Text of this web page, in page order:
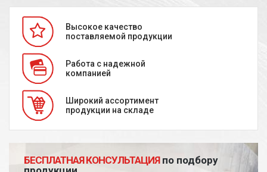
Высокое качество
поставляемой продукции
Работа с надежной
компанией
Широкий ассортимент
продукции на складе
БЕСПЛАТНАЯ КОНСУЛЬТАЦИЯпо подбору